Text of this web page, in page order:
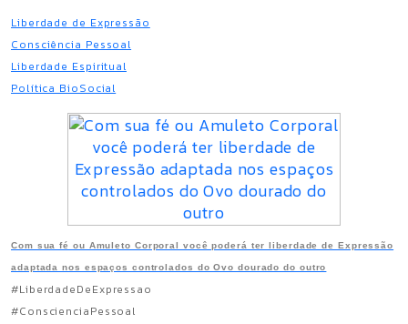
Liberdade de Expressão
Consciência Pessoal
Liberdade Espiritual
Política BioSocial
Com sua fé ou Amuleto Corporal você poderá ter liberdade de Expressão
adaptada nos espaços controlados do Ovo dourado do outro
#LiberdadeDeExpressao
#ConscienciaPessoal